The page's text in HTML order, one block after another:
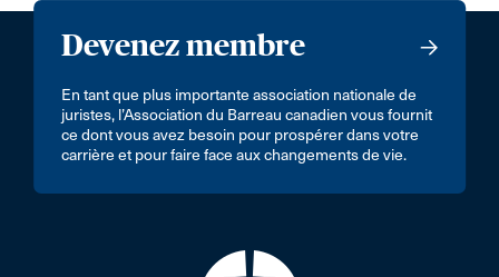
Devenez membre
En tant que plus importante association nationale de
juristes, l’Association du Barreau canadien vous fournit
ce dont vous avez besoin pour prospérer dans votre
carrière et pour faire face aux changements de vie.